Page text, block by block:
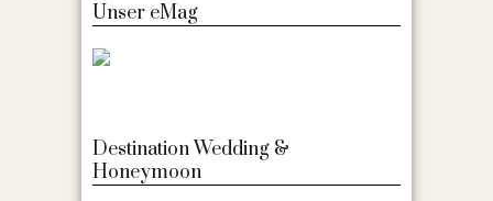
Unser eMag
Destination Wedding &
Honeymoon